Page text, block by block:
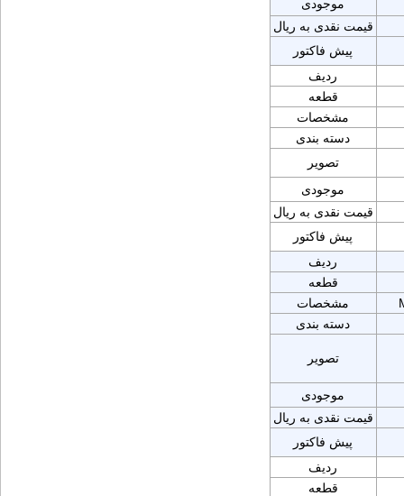
موجودی
قیمت نقدی به ریال
پیش فاکتور
ردیف
قطعه
مشخصات
دسته بندی
تصویر
موجودی
قیمت نقدی به ریال
پیش فاکتور
ردیف
قطعه
مشخصات
دسته بندی
تصویر
موجودی
قیمت نقدی به ریال
پیش فاکتور
ردیف
قطعه